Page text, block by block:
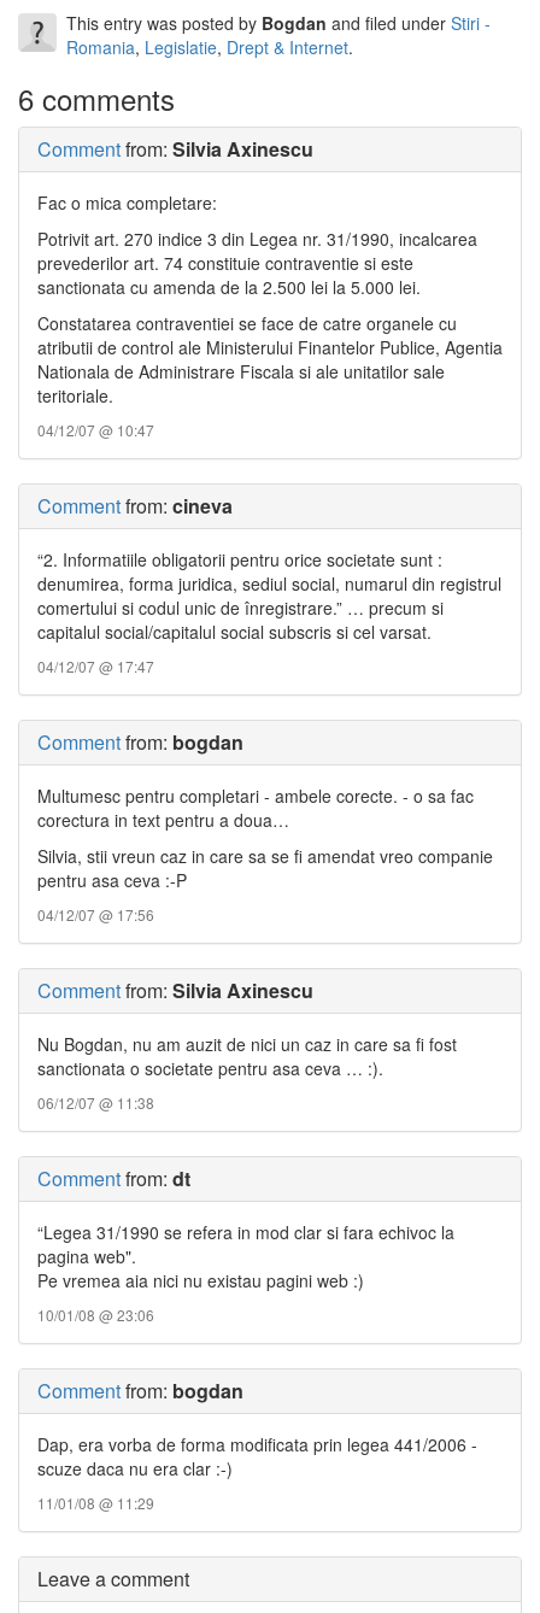
This entry was posted by Bogdan and filed under Stiri -
Romania, Legislatie, Drept & Internet.
6 comments
Commentfrom: Silvia Axinescu
Fac o mica completare:
Potrivit art. 270 indice 3 din Legea nr. 31/1990, incalcarea
prevederilor art. 74 constituie contraventie si este
sanctionata cu amenda de la 2.500 lei la 5.000 lei.
Constatarea contraventiei se face de catre organele cu
atributii de control ale Ministerului Finantelor Publice, Agentia
Nationala de Administrare Fiscala si ale unitatilor sale
teritoriale.
04/12/07 @ 10:47
Commentfrom: cineva
“2. Informatiile obligatorii pentru orice societate sunt :
denumirea, forma juridica, sediul social, numarul din registrul
comertului si codul unic de înregistrare.” … precum si
capitalul social/capitalul social subscris si cel varsat.
04/12/07 @ 17:47
Commentfrom: bogdan
Multumesc pentru completari - ambele corecte. - o sa fac
corectura in text pentru a doua…
Silvia, stii vreun caz in care sa se fi amendat vreo companie
pentru asa ceva :-P
04/12/07 @ 17:56
Commentfrom: Silvia Axinescu
Nu Bogdan, nu am auzit de nici un caz in care sa fi fost
sanctionata o societate pentru asa ceva … :).
06/12/07 @ 11:38
Commentfrom: dt
“Legea 31/1990 se refera in mod clar si fara echivoc la
pagina web".
Pe vremea aia nici nu existau pagini web :)
10/01/08 @ 23:06
Commentfrom: bogdan
Dap, era vorba de forma modificata prin legea 441/2006 -
scuze daca nu era clar :-)
11/01/08 @ 11:29
Leave a comment